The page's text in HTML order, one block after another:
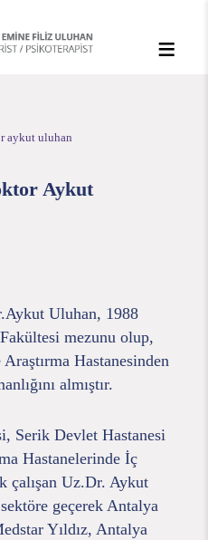
aykut uluhan
Aykut
Uluhan, 1988
mezunu olup,
Hastanesinden
almıştır.
Serik Devlet Hastanesi
Hastanelerinde İç
çalışan Uz.Dr. Aykut
geçerek Antalya
Yıldız, Antalya